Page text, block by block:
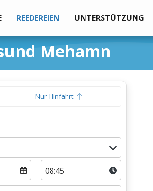
REEDEREIEN UNTERSTÜTZUNG
Mehamn
Nur Hinfahrt